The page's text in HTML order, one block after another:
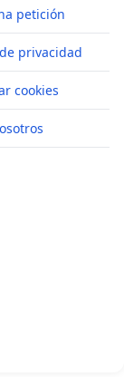
petición
privacidad
cookies